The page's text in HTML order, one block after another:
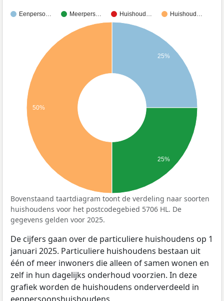
Eenperso… Meerpers… Huishoud… Huishoud…
25%
50%
25%
Bovenstaand taartdiagram toont de verdeling naar soorten
huishoudens voor het postcodegebied 5706 HL. De
gegevens gelden voor 2025.
De cijfers gaan over de particuliere huishoudens op 1
januari 2025. Particuliere huishoudens bestaan uit
één of meer inwoners die alleen of samen wonen en
zelf in hun dagelijks onderhoud voorzien. In deze
grafiek worden de huishoudens onderverdeeld in